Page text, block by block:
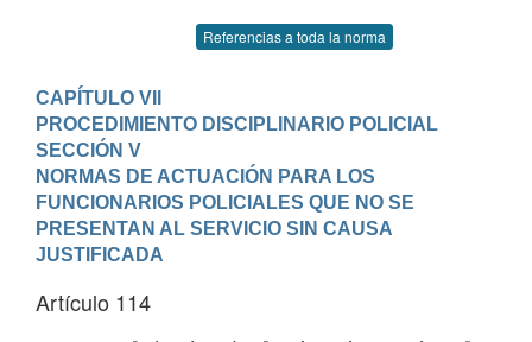
Referencias a toda la norma
CAPÍTULO VII
PROCEDIMIENTO DISCIPLINARIO POLICIAL
SECCIÓN V
NORMAS DE ACTUACIÓN PARA LOS
FUNCIONARIOS POLICIALES QUE NO SE
PRESENTAN AL SERVICIO SIN CAUSA
JUSTIFICADA
Artículo 114